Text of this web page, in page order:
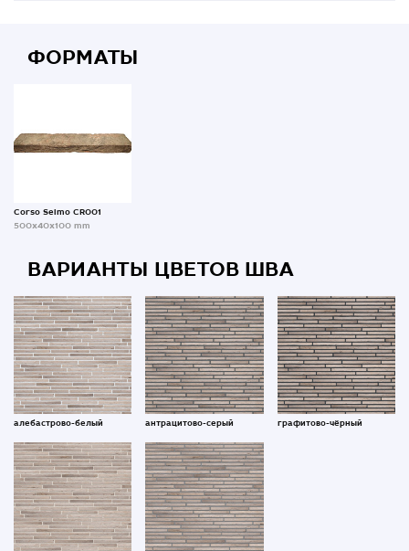
ФОРМАТЫ
Corso Selmo CR001
500x40x100 mm
ВАРИАНТЫ ЦВЕТОВ ШВА
алебастрово-белый антрацитово-серый графитово-чёрный